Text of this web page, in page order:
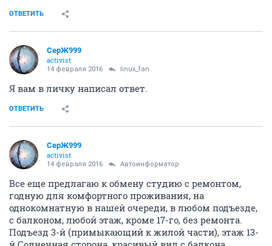
ОТВЕТИТЬ
СерЖ999
activist
14 февраля 2016 linux_fan
Я вам в личку написал ответ.
ОТВЕТИТЬ
СерЖ999
activist
14 февраля 2016 Автоинформатор
Все еще предлагаю к обмену студию с ремонтом,
годную для комфортного проживания, на
однокомнатную в нашей очереди, в любом подъезде,
с балконом, любой этаж, кроме 17-го, без ремонта.
Подъезд 3-й (примыкающий к жилой части), этаж 13-